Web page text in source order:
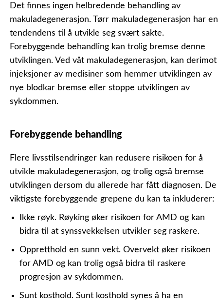
Det finnes ingen helbredende behandling av
makuladegenerasjon. Tørr makuladegenerasjon har en
tendendens til å utvikle seg svært sakte.
Forebyggende behandling kan trolig bremse denne
utviklingen. Ved våt makuladegenerasjon, kan derimot
injeksjoner av medisiner som hemmer utviklingen av
nye blodkar bremse eller stoppe utviklingen av
sykdommen.
Forebyggende behandling
Flere livsstilsendringer kan redusere risikoen for å
utvikle makuladegenerasjon, og trolig også bremse
utviklingen dersom du allerede har fått diagnosen. De
viktigste forebyggende grepene du kan ta inkluderer:
Ikke røyk. Røyking øker risikoen for AMD og kan
bidra til at synssvekkelsen utvikler seg raskere.
Oppretthold en sunn vekt. Overvekt øker risikoen
for AMD og kan trolig også bidra til raskere
progresjon av sykdommen.
Sunt kosthold. Sunt kosthold synes å ha en